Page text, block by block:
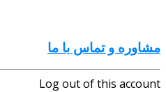
مشاوره و تماس با ما
Log out of this account